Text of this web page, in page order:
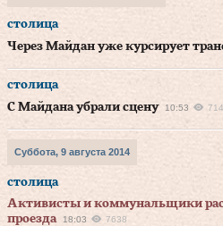
столица
Через Майдан уже курсирует
столица
С Майдана убрали сцену
10:53
Суббота, 9 августа 2014
столица
Активисты и коммунальщики
проезда
18:03 7638